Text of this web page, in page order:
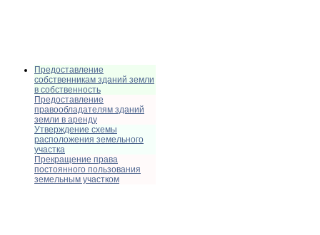
Предоставление
собственникам зданий земли
в собственность
Предоставление
правообладателям зданий
земли в аренду
Утверждение схемы
расположения земельного
участка
Прекращение права
постоянного пользования
земельным участком